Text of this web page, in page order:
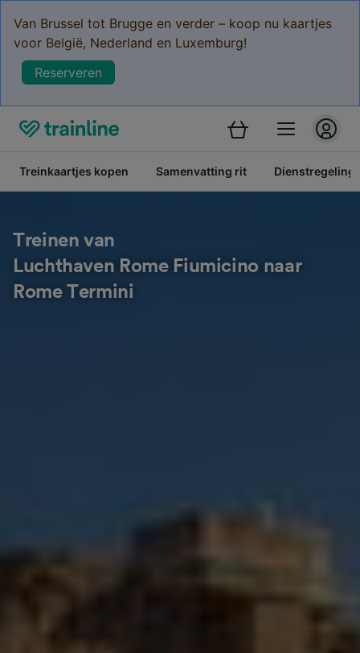
Van Brussel tot Brugge en verder – koop nu kaartjes
voor België, Nederland en Luxemburg!
Reserveren
Treinkaartjes kopen Samenvatting rit Dienstregeling
Treinen van
Luchthaven Rome Fiumicino naar
Rome Termini